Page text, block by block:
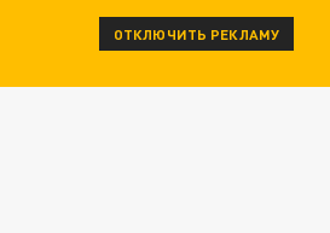
ОТКЛЮЧИТЬ РЕКЛАМУ